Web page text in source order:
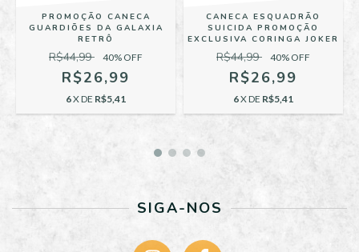
PROMOÇÃO CANECA
GUARDIÕES DA GALAXIA
RETRÔ
R$44,99 40% OFF
R$26,99
6X DE R$5,41
CANECA ESQUADRÃO
SUICIDA PROMOÇÃO
EXCLUSIVA CORINGA JOKER
R$44,99 40% OFF
R$26,99
6X DE R$5,41
SIGA-NOS